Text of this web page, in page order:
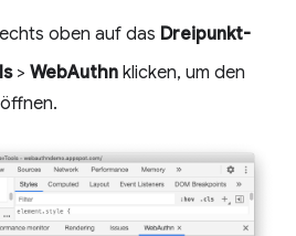
oben auf das Dreipunkt-
> WebAuthn klicken, um den